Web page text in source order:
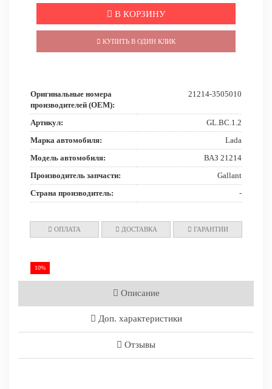
В КОРЗИНУ
КУПИТЬ В ОДИН КЛИК
Оригинальные номера
производителей (OEM):
21214-3505010
Артикул:
GL.BC.1.2
Марка автомобиля:
Lada
Модель автомобиля:
ВАЗ 21214
Производитель запчасти:
Gallant
Страна производитель:
-
ОПЛАТА ДОСТАВКА ГАРАНТИИ
10%
Описание
Доп. характеристики
Отзывы